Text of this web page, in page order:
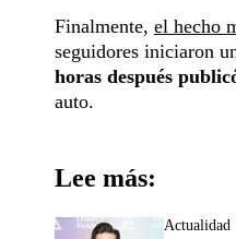
Finalmente, el hecho
seguidores iniciaron
horas después
auto.
Lee más:
Actualidad